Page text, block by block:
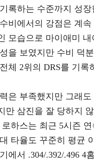
록하는 수준까지 성
비에서의 강점은 계
모습으로 마이애미
을 보였지만 수비 덕
체 2위의 DRS를 기록
은 부족했지만 그래
만 삼진을 잘 당하지
하스는 최근 5시즌
타율도 꾸준히 평균
에서 .304/.392/.496 4